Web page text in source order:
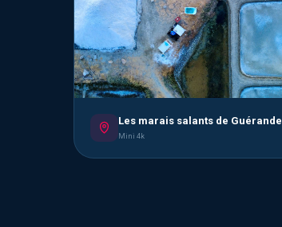
Les marais salants de Guérande
Mini 4k